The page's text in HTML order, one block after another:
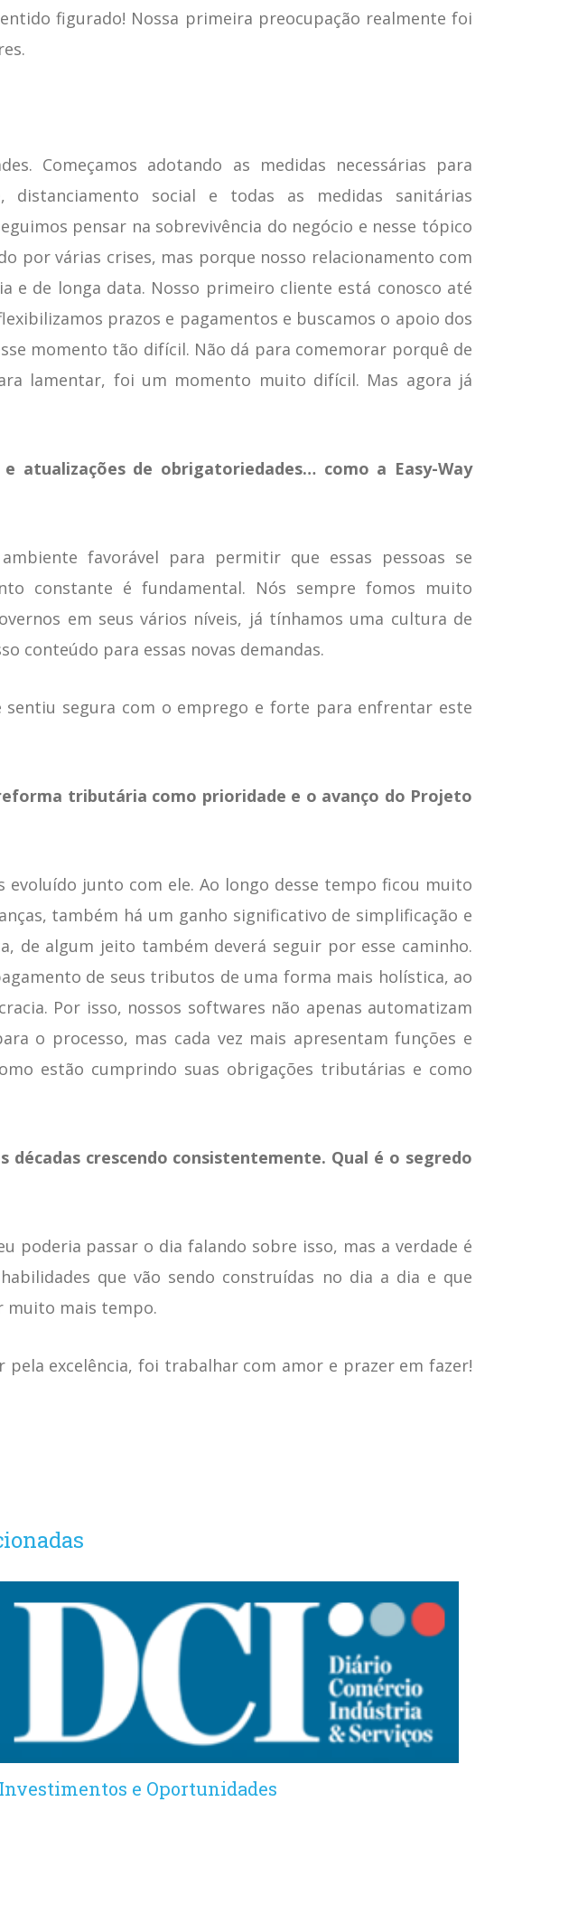
figurado! Nossa primeira preocupação realmente foi
Começamos adotando as medidas necessárias para
distanciamento social e todas as medidas sanitárias
pensar na sobrevivência do negócio e nesse tópico
por várias crises, mas porque nosso relacionamento com
e de longa data. Nosso primeiro cliente está conosco até
prazos e pagamentos e buscamos o apoio dos
momento tão difícil. Não dá para comemorar porquê de
lamentar, foi um momento muito difícil. Mas agora já
atualizações de obrigatoriedades… como a Easy-Way
favorável para permitir que essas pessoas se
constante é fundamental. Nós sempre fomos muito
em seus vários níveis, já tínhamos uma cultura de
conteúdo para essas novas demandas.
sentiu segura com o emprego e forte para enfrentar este
tributária como prioridade e o avanço do Projeto
evoluído junto com ele. Ao longo desse tempo ficou muito
também há um ganho significativo de simplificação e
de algum jeito também deverá seguir por esse caminho.
de seus tributos de uma forma mais holística, ao
Por isso, nossos softwares não apenas automatizam
o processo, mas cada vez mais apresentam funções e
estão cumprindo suas obrigações tributárias e como
crescendo consistentemente. Qual é o segredo
poderia passar o dia falando sobre isso, mas a verdade é
que vão sendo construídas no dia a dia e que
muito mais tempo.
excelência, foi trabalhar com amor e prazer em fazer!
Investimentos e Oportunidades